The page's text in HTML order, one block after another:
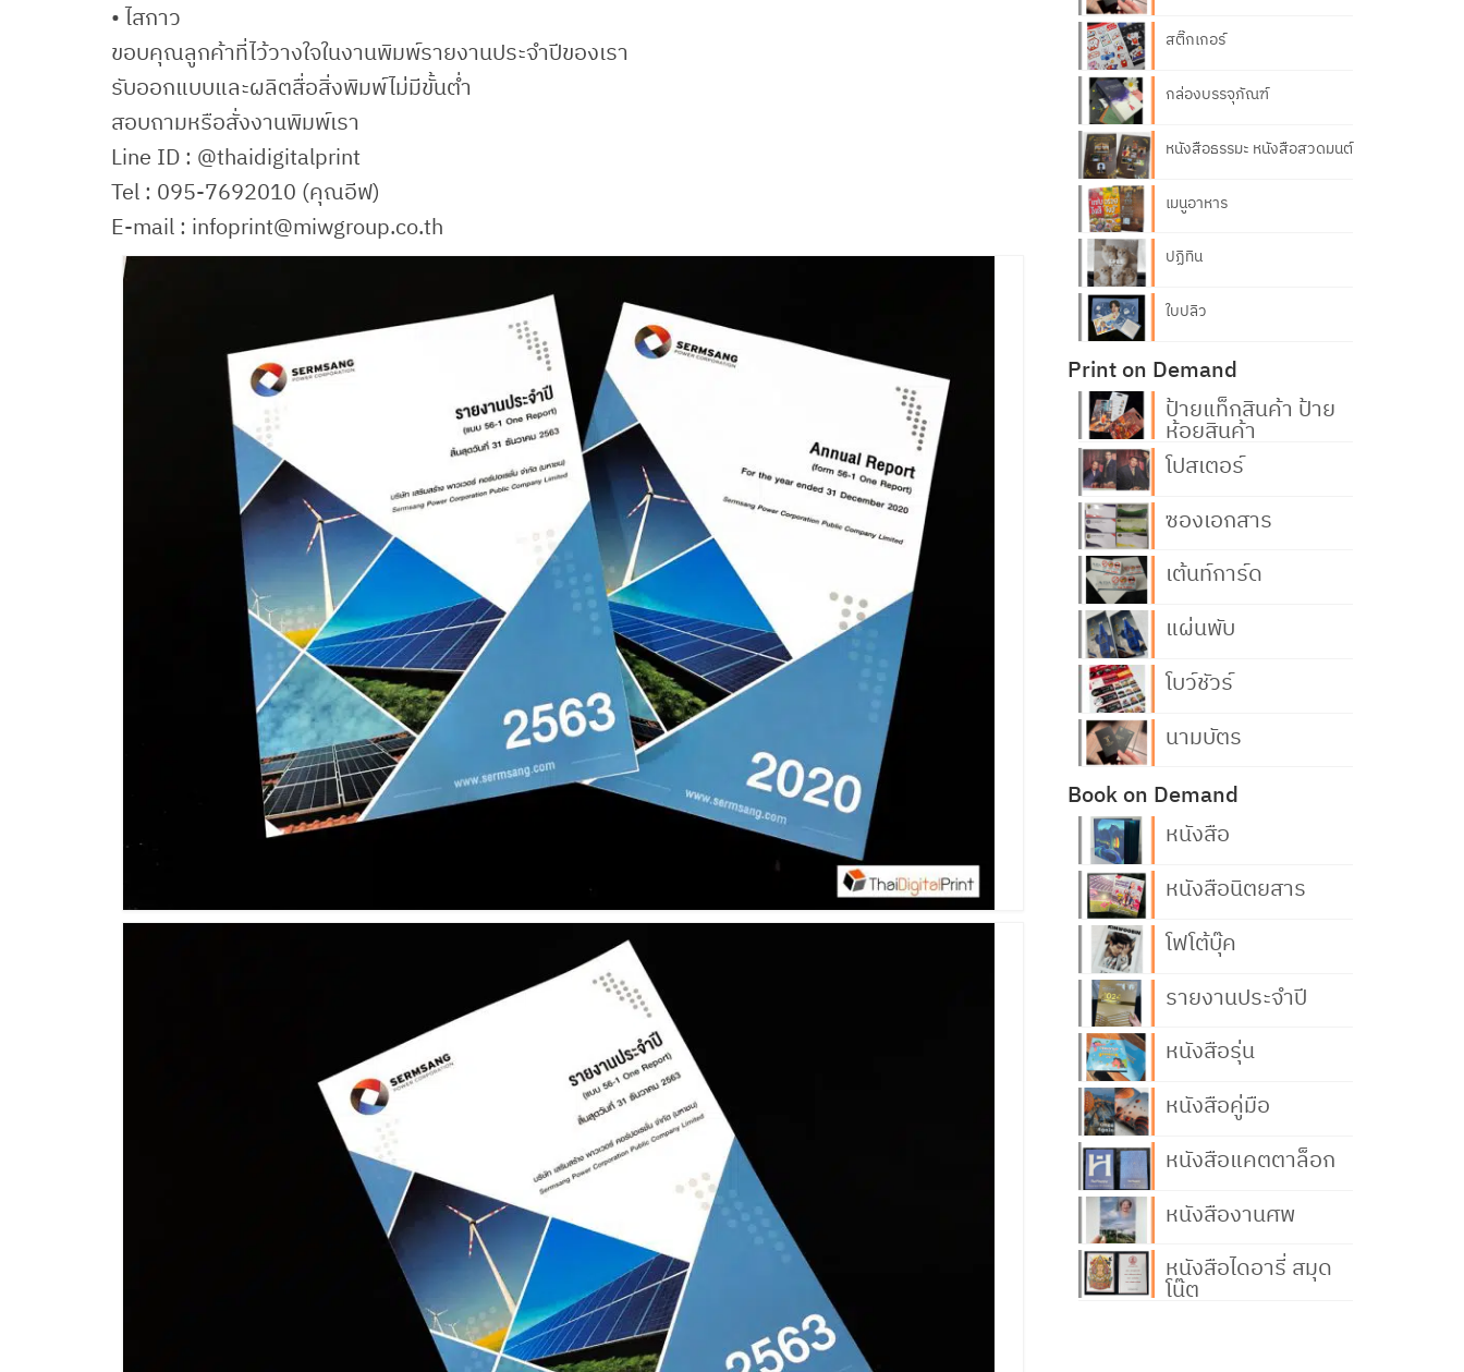
• ไสกาว
ขอบคุณลูกค้าที่ไว้วางใจในงานพิมพ์รายงานประจำปีของเรา
รับออกแบบและผลิตสื่อสิ่งพิมพ์ไม่มีขั้นต่ำ
สอบถามหรือสั่งงานพิมพ์เรา
Line ID : @thaidigitalprint
Tel : 095-7692010 (คุณอีฟ)
E-mail : infoprint@miwgroup.co.th
สติ๊กเกอร์
กล่องบรรจุภัณฑ์
หนังสือธรรมะ หนังสือสวดมนต์
เมนูอาหาร
ปฏิทิน
ใบปลิว
Print on Demand
ป้ายแท็กสินค้า ป้าย
ห้อยสินค้า
โปสเตอร์
ซองเอกสาร
เต้นท์การ์ด
แผ่นพับ
โบว์ชัวร์
นามบัตร
Book on Demand
หนังสือ
หนังสือนิตยสาร
โฟโต้บุ๊ค
รายงานประจำปี
หนังสือรุ่น
หนังสือคู่มือ
หนังสือแคตตาล็อก
หนังสืองานศพ
หนังสือไดอารี่ สมุด
โน๊ต